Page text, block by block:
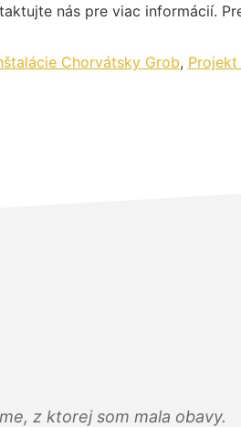
nás pre viac informácií.
Chorvátsky Grob,
z ktorej som mala obavy.